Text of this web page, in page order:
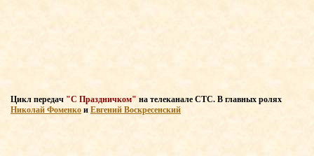
Цикл передач "С Праздничком" на телеканале СТС. В главных ролях
Николай Фоменко и Евгений Воскресенский